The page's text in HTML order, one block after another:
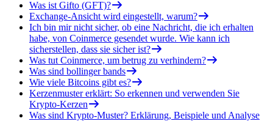
Was ist Gifto (GFT)?
Exchange-Ansicht wird eingestellt, warum?
Ich bin mir nicht sicher, ob eine Nachricht, die ich erhalten
habe, von Coinmerce gesendet wurde. Wie kann ich
sicherstellen, dass sie sicher ist?
Was tut Coinmerce, um betrug zu verhindern?
Was sind bollinger bands
Wie viele Bitcoins gibt es?
Kerzenmuster erklärt: So erkennen und verwenden Sie
Krypto-Kerzen
Was sind Krypto-Muster? Erklärung, Beispiele und Analyse